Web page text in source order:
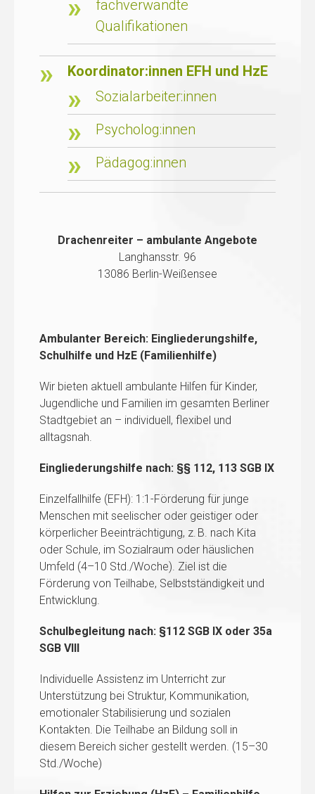
fachverwandte
Qualifikationen
Koordinator:innen EFH und HzE
Sozialarbeiter:innen
Psycholog:innen
Pädagog:innen
Drachenreiter – ambulante Angebote
Langhansstr. 96
13086 Berlin-Weißensee
Ambulanter Bereich: Eingliederungshilfe,
Schulhilfe und HzE (Familienhilfe)
Wir bieten aktuell ambulante Hilfen für Kinder,
Jugendliche und Familien im gesamten Berliner
Stadtgebiet an – individuell, flexibel und
alltagsnah.
Eingliederungshilfe nach: §§ 112, 113 SGB IX
Einzelfallhilfe (EFH): 1:1-Förderung für junge
Menschen mit seelischer oder geistiger oder
körperlicher Beeinträchtigung, z. B. nach Kita
oder Schule, im Sozialraum oder häuslichen
Umfeld (4–10 Std./Woche). Ziel ist die
Förderung von Teilhabe, Selbstständigkeit und
Entwicklung.
Schulbegleitung nach: §112 SGB IX oder 35a
SGB VIII
Individuelle Assistenz im Unterricht zur
Unterstützung bei Struktur, Kommunikation,
emotionaler Stabilisierung und sozialen
Kontakten. Die Teilhabe an Bildung soll in
diesem Bereich sicher gestellt werden. (15–30
Std./Woche)